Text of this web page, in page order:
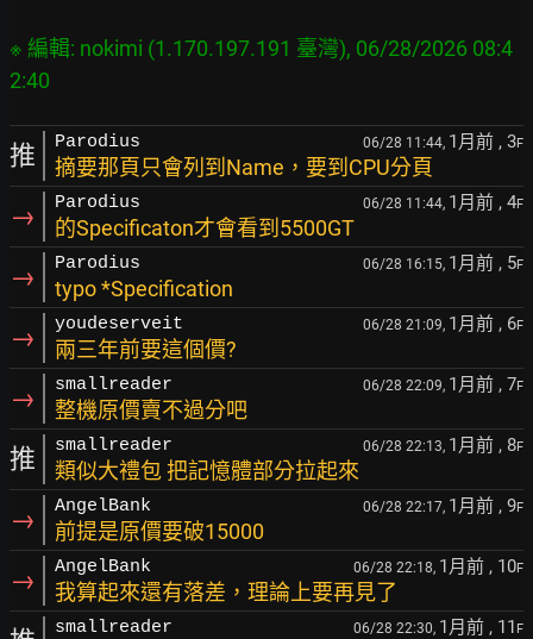
※ 編輯: nokimi (1.170.197.191 臺灣), 06/28/2026 08:4
推 Parodius 06/28 11:44, 1月前 , 3F
摘要那頁只會列到Name，要到CPU分頁
→ Parodius 06/28 11:44, 1月前 , 4F
的Specificaton才會看到5500GT
→ Parodius 06/28 16:15, 1月前 , 5F
typo *Specification
→ youdeserveit 06/28 21:09, 1月前 , 6F
兩三年前要這個價?
→ smallreader 06/28 22:09, 1月前 , 7F
整機原價賣不過分吧
推 smallreader 06/28 22:13, 1月前 , 8F
類似大禮包 把記憶體部分拉起來
→ AngelBank 06/28 22:17, 1月前 , 9F
前提是原價要破15000
→ AngelBank 06/28 22:18, 1月前 , 10F
我算起來還有落差，理論上要再見了
smallreader 06/28 22:30, 1月前 , 11 F